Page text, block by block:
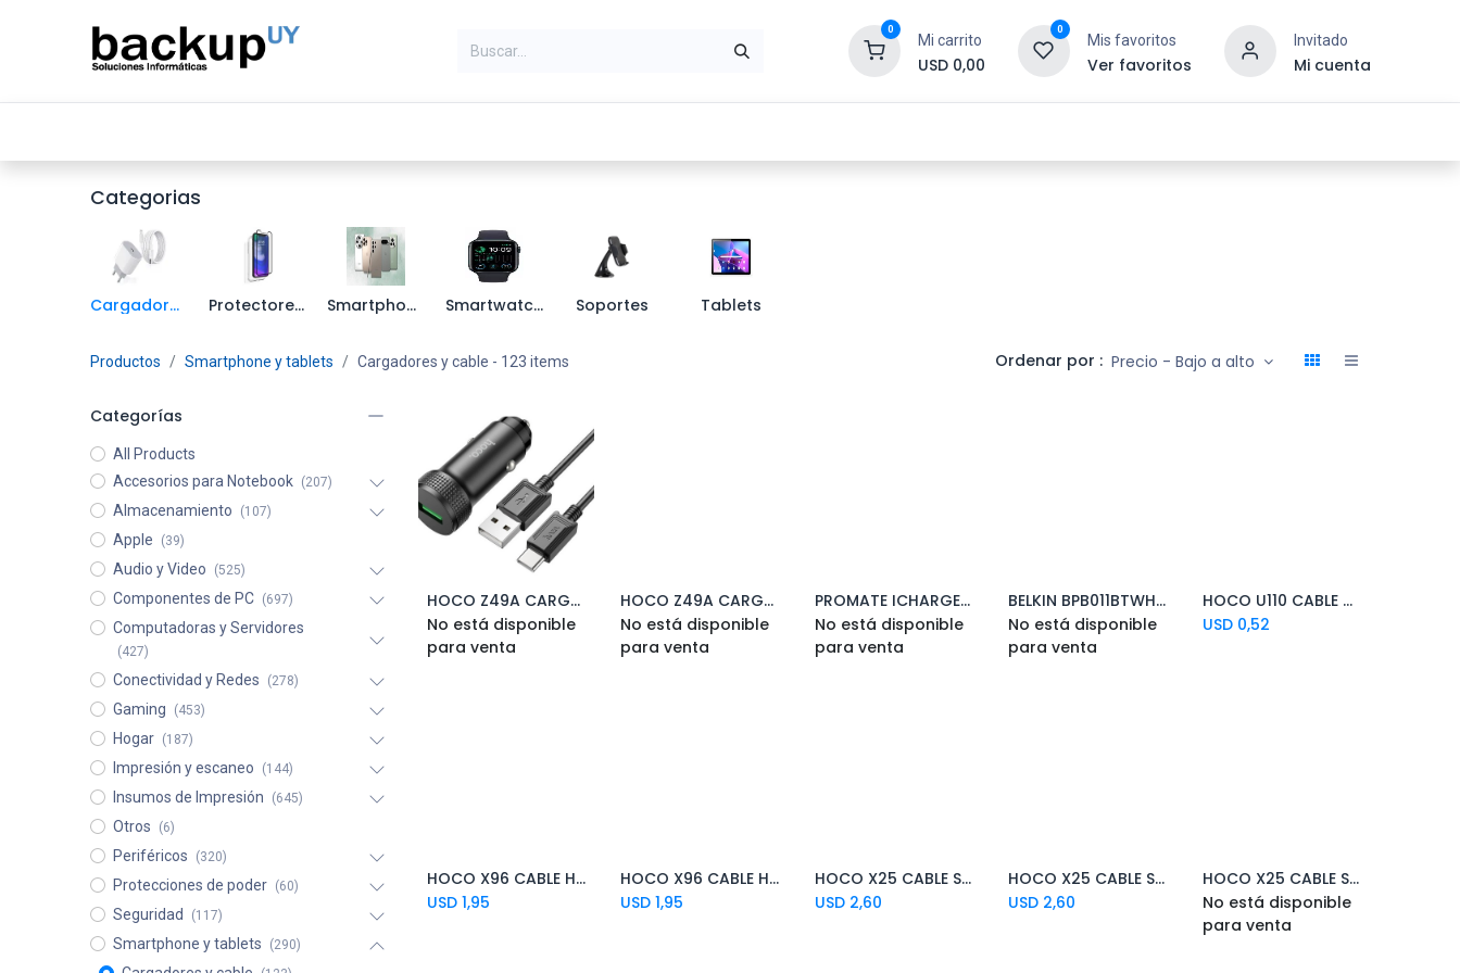
0
Mi carrito
USD 0,00
0
Mis favoritos
Ver favoritos
Invitado
Mi cuenta
Categorias
Cargadores y cable Protectores de pantalla Smartphone Smartwatchs Soportes Tablets
Productos Smartphone y tablets Cargadores y cable - 123 items Ordenar por : Precio - Bajo a alto
Categorías
All Products
Accesorios para Notebook
(207)
Almacenamiento (107)
Apple (39)
Audio y Video (525)
Componentes de PC (697)
Computadoras y Servidores
(427)
Conectividad y Redes (278)
Gaming (453)
Hogar (187)
Impresión y escaneo (144)
Insumos de Impresión (645)
Otros (6)
Periféricos (320)
Protecciones de poder (60)
Seguridad (117)
Smartphone y tablets (290)
HOCO Z49A CARGADOR DE AUTO LEVEL C/CABLE USB-C 3.0 BLACK (O)
No está disponible
para venta
HOCO Z49A CARGADOR DE AUTO LEVEL USB-A 3.0 BLACK (O)
No está disponible
para venta
PROMATE ICHARGE-PDQC3 WT CARGADOR PARED 20W USB QC C/CA LT(O)
No está disponible
para venta
BELKIN BPB011BTWH BATERIA DE RESPALDO 10.000 MAH USB-A/USB-C 15W WHITE
No está disponible
para venta
HOCO U110 CABLE DE CARGA USB-C A USB-C BLUE 1.2M (O)
USD 0,52
HOCO X96 CABLE HYPER USB-C A USB-C FAST CHARGE 60W WHITE 1M
USD 1,95
Add to Cart
HOCO X96 CABLE HYPER USB-C A USB-C FAST CHARGE 60W BLACK 1M
USD1,95
Add to Cart
HOCO X25 CABLE SOARER USB-A A USB-C WHITE 1M
USD 2,60
Add to Cart
HOCO X25 CABLE SOARER USB-A A USB-C BLACK 1M
USD 2,60
HOCO X25 CABLE SOARER USB-A A MICRO USB WHITE 1M
No está disponible
para venta